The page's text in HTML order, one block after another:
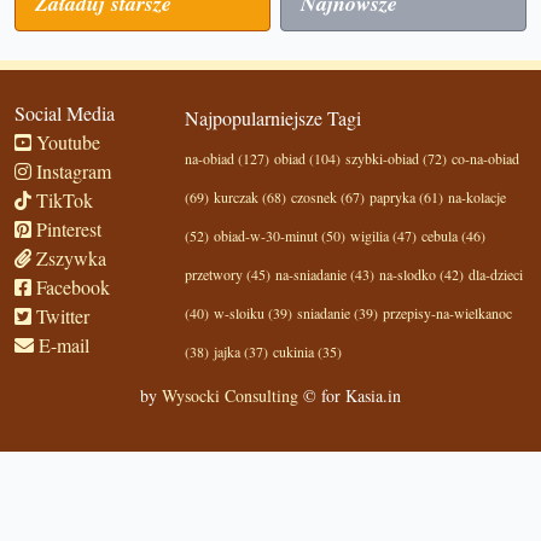
Social Media
Youtube
Instagram
TikTok
Pinterest
Zszywka
Facebook
Twitter
E-mail
Najpopularniejsze Tagi
na-obiad (127) obiad (104) szybki-obiad (72) co-na-obiad
(69) kurczak (68) czosnek (67) papryka (61) na-kolacje
(52) obiad-w-30-minut (50) wigilia (47) cebula (46)
przetwory (45) na-sniadanie (43) na-slodko (42) dla-dzieci
(40) w-sloiku (39) sniadanie (39) przepisy-na-wielkanoc
(38) jajka (37) cukinia (35)
by Wysocki Consulting© for Kasia.in